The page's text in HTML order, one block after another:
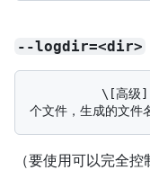
--logdir=<dir>
（要使用可以完全